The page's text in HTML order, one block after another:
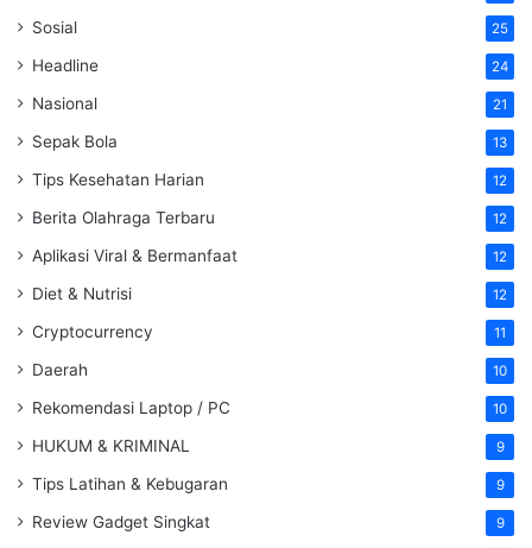
Sosial 25
Headline 24
Nasional 21
Sepak Bola 13
Tips Kesehatan Harian 12
Berita Olahraga Terbaru 12
Aplikasi Viral & Bermanfaat 12
Diet & Nutrisi 12
Cryptocurrency 11
Daerah 10
Rekomendasi Laptop / PC 10
HUKUM & KRIMINAL 9
Tips Latihan & Kebugaran 9
Review Gadget Singkat 9